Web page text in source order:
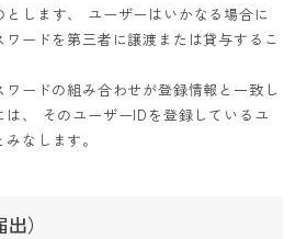
します、
ユーザーはいかなる場合に
ードを第三者に譲渡または貸与するこ
ードの組み合わせが登録情報と一致し
、
そのユーザーIDを登録しているユ
なします。
）